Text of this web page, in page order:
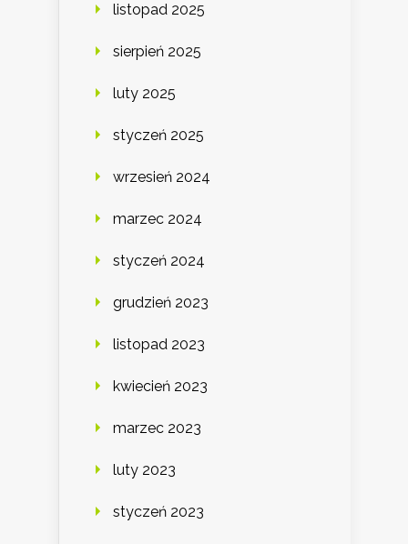
listopad 2025
sierpień 2025
luty 2025
styczeń 2025
wrzesień 2024
marzec 2024
styczeń 2024
grudzień 2023
listopad 2023
kwiecień 2023
marzec 2023
luty 2023
styczeń 2023